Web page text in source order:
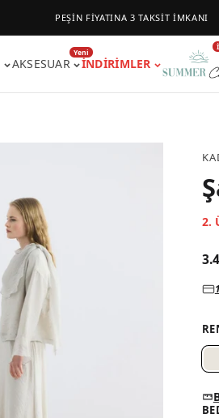
PEŞİN FİYATINA 3 TAKSİT İMKANI
AKSESUAR
Yeni
İNDIRIMLER
2.